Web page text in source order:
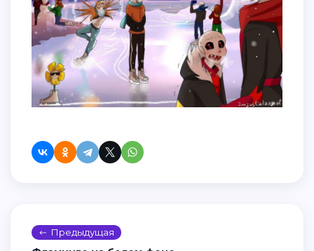
Предыдущая